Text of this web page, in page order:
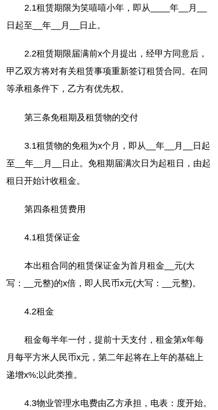
2.1租赁期限为笑嘻嘻小年，即从____年__月__
日起至__年__月__日止。
2.2租赁期限届满前x个月提出，经甲方同意后，
甲乙双方将对有关租赁事项重新签订租赁合同。在同
等承租条件下，乙方有优先权。
第三条免租期及租赁物的交付
3.1租赁物的免租为x个月，即从__年__月__日起
至__年__月__日止。免租期届满次日为起租日，由起
租日开始计收租金。
第四条租赁费用
4.1租赁保证金
本出租合同的租赁保证金为首月租金__元(大
写：__元整)的x倍，即人民币x元(大写：__元整)。
4.2租金
租金每半年一付，提前十天支付，租金第x年每
月每平方米人民币x元，第二年起将在上年的基础上
递增x%;以此类推。
4.3物业管理水电费由乙方承担，电表：度开始。